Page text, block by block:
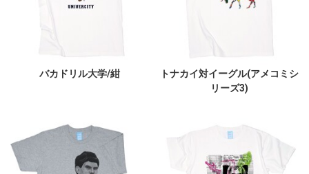
バカドリル大学/紺
トナカイ対イーグル(アメコミシ
リーズ3)